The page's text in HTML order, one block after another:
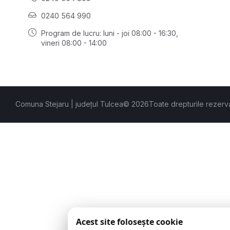
0240 564 990
Program de lucru: luni - joi 08:00 - 16:30,
vineri 08:00 - 14:00
Comuna Stejaru | județul Tulcea© 2026Toate drepturile
Acest site folosește cookie